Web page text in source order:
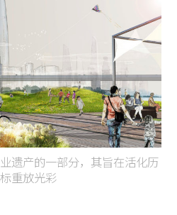
遗产的一部分，其旨在活化历
重放光彩